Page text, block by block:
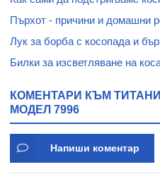
Пърхот - причини и домашни
Лук за борба с косопада и
Билки за изсветляване на
КОМЕНТАРИ КЪМ
МОДЕЛ 7996
Напиши коментар